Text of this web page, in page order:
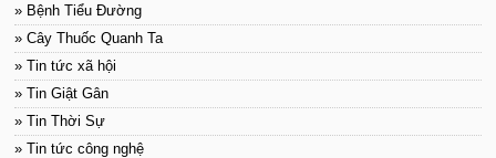
» Bệnh Tiểu Đường
» Cây Thuốc Quanh Ta
» Tin tức xã hội
» Tin Giật Gân
» Tin Thời Sự
» Tin tức công nghệ